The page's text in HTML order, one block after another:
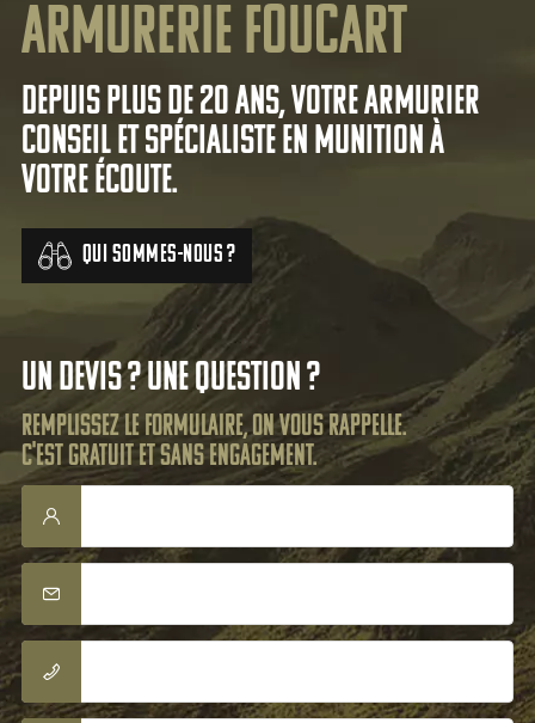
Armurerie Foucart
Depuis plus de 20 ans, votre armurier
conseil et spécialiste en munition à
votre écoute.
Qui sommes-nous ?
Un devis ? Une question ?
Remplissez le formulaire, on vous rappelle.
C'est gratuit et sans engagement.